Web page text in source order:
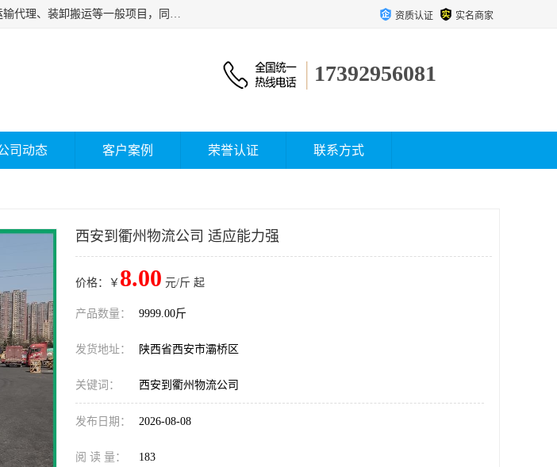
西安福鸿祥物流有限公司成立于2021年，位于陕西省西安市灞桥区，公司主要从事国内货物运输代理、装卸搬运等一般项目，同时具备道路货物运输（不含危险货物）的许可资质。凭借专业的物流服务和*的运输能力，公司致力于为客户提供安全、可靠的物流解决方案，满足多样化的运输需求，助力企业*运营。 资质认证 实名商家
17392956081
司动态 客户案例 荣誉认证 联系方式
西安到衢州物流公司 适应能力强
价格：￥ 8.00 元/斤 起
产品数量： 9999.00斤
发货地址： 陕西省西安市灞桥区
关键词： 西安到衢州物流公司
发布日期： 2026-08-08
阅 读 量： 183